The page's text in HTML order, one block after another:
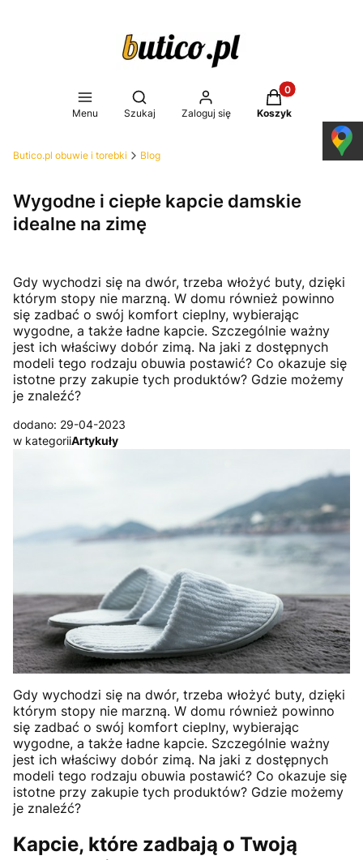
Menu
Otwórz wyszukiwarkę
Szukaj Zaloguj się
Produkty w
Koszyk
Butico.pl obuwie i torebki Blog
Wygodne i ciepłe kapcie damskie
idealne na zimę
Gdy wychodzi się na dwór, trzeba włożyć buty, dzięki
którym stopy nie marzną. W domu również powinno
się zadbać o swój komfort cieplny, wybierając
wygodne, a także ładne kapcie. Szczególnie ważny
jest ich właściwy dobór zimą. Na jaki z dostępnych
modeli tego rodzaju obuwia postawić? Co okazuje się
istotne przy zakupie tych produktów? Gdzie możemy
je znaleźć?
dodano: 29-04-2023
w kategoriiArtykuły
Gdy wychodzi się na dwór, trzeba włożyć buty, dzięki
którym stopy nie marzną. W domu również powinno
się zadbać o swój komfort cieplny, wybierając
wygodne, a także ładne kapcie. Szczególnie ważny
jest ich właściwy dobór zimą. Na jaki z dostępnych
modeli tego rodzaju obuwia postawić? Co okazuje się
istotne przy zakupie tych produktów? Gdzie możemy
je znaleźć?
Kapcie, które zadbają o Twoją